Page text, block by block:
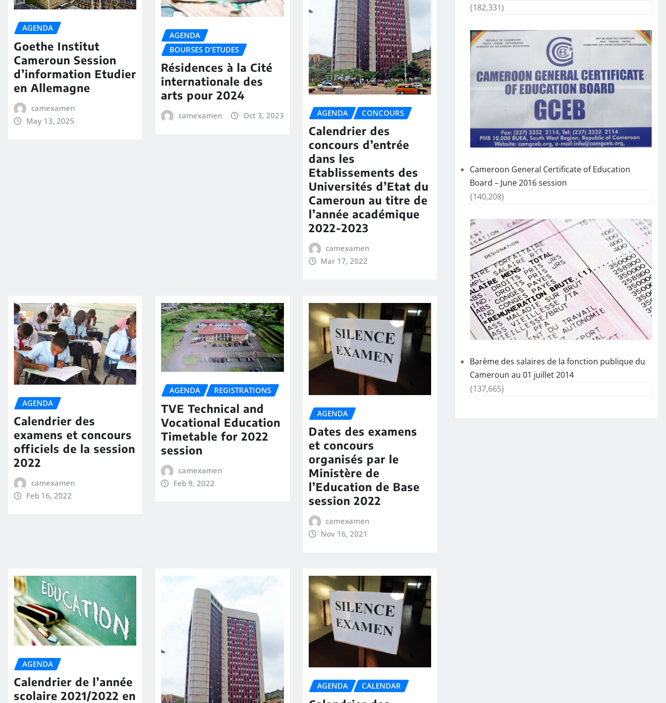
AGENDA
Goethe Institut
Cameroun Session
d’information Etudier
en Allemagne
camexamen
May 13, 2025
AGENDA
BOURSES D'ETUDES
Résidences à la Cité
internationale des
arts pour 2024
camexamen Oct 3, 2023 AGENDA CONCOURS
Calendrier des
concours d’entrée
dans les
Etablissements des
Universités d’Etat du
Cameroun au titre de
l’année académique
2022-2023
camexamen
Mar 17, 2022
AGENDA
Calendrier des
examens et concours
officiels de la session
2022
camexamen
Feb 16, 2022
AGENDA REGISTRATIONS
TVE Technical and
Vocational Education
Timetable for 2022
session
camexamen
Feb 9, 2022
AGENDA
Dates des examens
et concours
organisés par le
Ministère de
l’Education de Base
session 2022
camexamen
Nov 16, 2021
AGENDA
Calendrier de l’année
scolaire 2021/2022 en
AGENDA CALENDAR
(182,331)
Cameroon General Certificate of Education
Board – June 2016 session
(140,208)
Barème des salaires de la fonction publique du
Cameroun au 01 juillet 2014
(137,665)